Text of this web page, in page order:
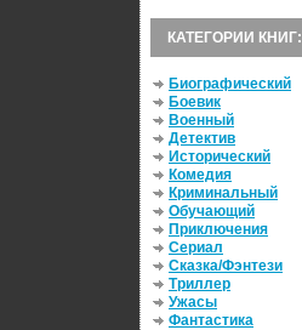
КАТЕГОРИИ КНИГ:
Биографический
Боевик
Военный
Детектив
Исторический
Комедия
Криминальный
Обучающий
Приключения
Сериал
Сказка/Фэнтези
Триллер
Ужасы
Фантастика